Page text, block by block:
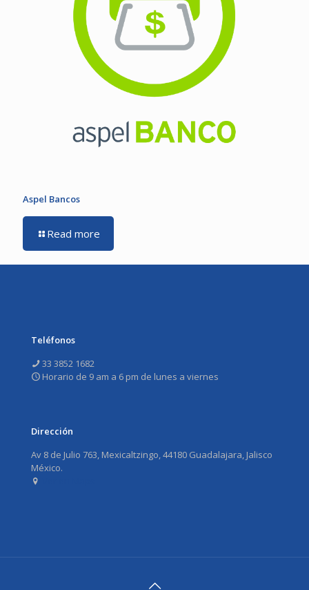
Aspel Bancos
Read more
Teléfonos
33 3852 1682
Horario de 9 am a 6 pm de lunes a viernes
Dirección
Av 8 de Julio 763, Mexicaltzingo, 44180 Guadalajara, Jalisco
México.